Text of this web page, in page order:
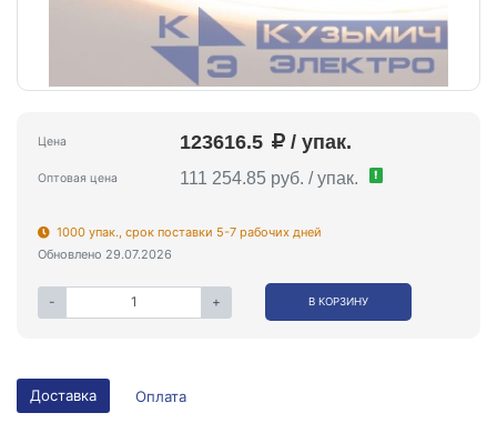
Цена 123616.5 / упак.
Оптовая цена 111 254.85 руб. / упак. !
1000 упак., срок поставки 5-7 рабочих дней
Обновлено 29.07.2026
- + В КОРЗИНУ
Доставка Оплата